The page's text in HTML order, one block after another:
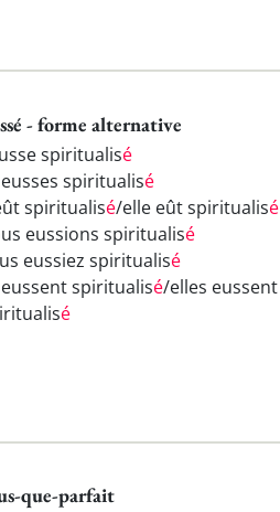
- forme alternative
spiritualisé
spiritualisé
spiritualisé/elle eût spiritualisé
eussions spiritualisé
eussiez spiritualisé
spiritualisé/elles eussent
é
que-parfait